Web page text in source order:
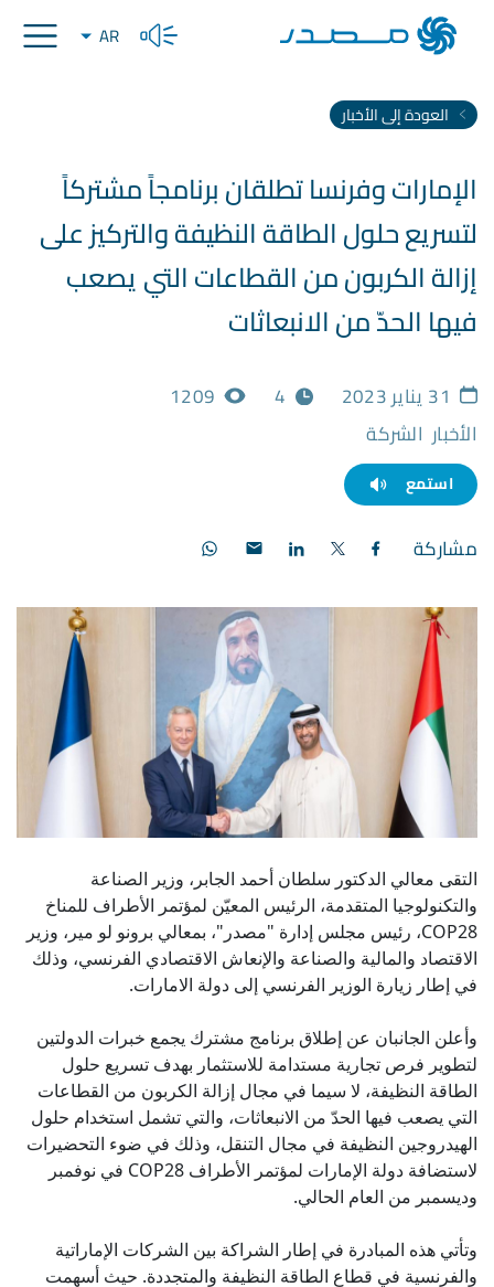
AR
العودة إلى الأخبار
الإمارات وفرنسا تطلقان برنامجاً مشتركاً
لتسريع حلول الطاقة النظيفة والتركيز على
إزالة الكربون من القطاعات التي يصعب
فيها الحدّ من الانبعاثات
31 يناير 2023 4
1209
الأخبار الشركة
استمع
مشاركة
التقى معالي الدكتور سلطان أحمد الجابر، وزير الصناعة
والتكنولوجيا المتقدمة، الرئيس المعيّن لمؤتمر الأطراف للمناخ
COP28، رئيس مجلس إدارة "مصدر"، بمعالي برونو لو مير، وزير
الاقتصاد والمالية والصناعة والإنعاش الاقتصادي الفرنسي، وذلك
في إطار زيارة الوزير الفرنسي إلى دولة الامارات.
وأعلن الجانبان عن إطلاق برنامج مشترك يجمع خبرات الدولتين
لتطوير فرص تجارية مستدامة للاستثمار بهدف تسريع حلول
الطاقة النظيفة، لا سيما في مجال إزالة الكربون من القطاعات
التي يصعب فيها الحدّ من الانبعاثات، والتي تشمل استخدام حلول
الهيدروجين النظيفة في مجال التنقل، وذلك في ضوء التحضيرات
لاستضافة دولة الإمارات لمؤتمر الأطراف COP28 في نوفمبر
وديسمبر من العام الحالي.
وتأتي هذه المبادرة في إطار الشراكة بين الشركات الإماراتية
والفرنسية في قطاع الطاقة النظيفة والمتجددة. حيث أسهمت